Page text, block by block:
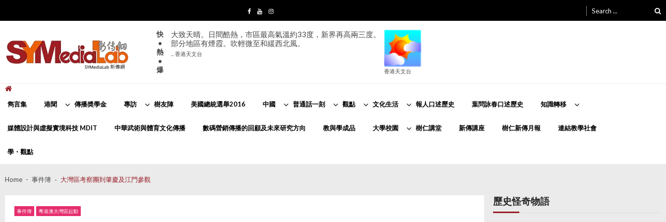
navigation
content
for:
快
•
熱
•
爆
大致天晴。日間酷熱，市區最高氣溫約33度，新界再高兩三度。
部分地區有煙霞。吹輕微至和緩西北風。
... 香港天文台
香港天文台
雋言集 港聞 傳播奬學金 專訪 樹友陣 美國總統選舉2016 中國 普通話一刻 觀點 文化生活 報人口述歷史 葉問詠春口述歷史 知識轉移
媒體設計與虛擬實境科技 MDIT 中華武術與體育文化傳播 數碼營銷傳播的回顧及未來研究方向 教與學成品 大學校園 樹仁講堂 新傳講座 樹仁新傳月報 連結教學社會
學・觀點
Home 事件簿 大灣區考察團到肇慶及江門參觀
事件簿 粵港澳大灣區起動
歷史怪奇物語